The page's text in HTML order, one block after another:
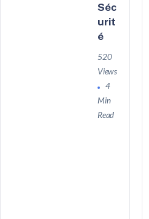
Séc
urit
é
520
Views
4
Min
Read